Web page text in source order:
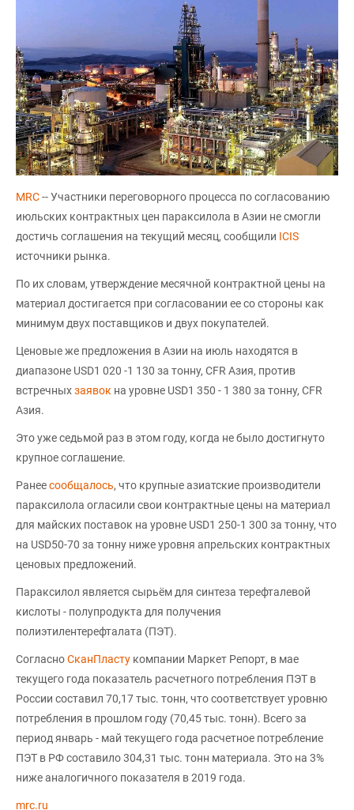
MRC-- Участники переговорного процесса по согласованию
июльских контрактных цен параксилола в Азии не смогли
достичь соглашения на текущий месяц, сообщили ICIS
источники рынка.
По их словам, утверждение месячной контрактной цены на
материал достигается при согласовании ее со стороны как
минимум двух поставщиков и двух покупателей.
Ценовые же предложения в Азии на июль находятся в
диапазоне USD1 020 -1 130 за тонну, CFR Азия, против
встречныхзаявок на уровне USD1 350 - 1 380 за тонну, CFR
Азия.
Это уже седьмой раз в этом году, когда не было достигнуто
крупное соглашение.
Ранеесообщалось, что крупные азиатские производители
параксилола огласили свои контрактные цены на материал
для майских поставок на уровне USD1 250-1 300 за тонну, что
на USD50-70 за тонну ниже уровня апрельских контрактных
ценовых предложений.
Параксилол является сырьём для синтеза терефталевой
кислоты - полупродукта для получения
полиэтилентерефталата (ПЭТ).
СогласноСканПласту компании Маркет Репорт, в мае
текущего года показатель расчетного потребления ПЭТ в
России составил 70,17 тыс. тонн, что соответствует уровню
потребления в прошлом году (70,45 тыс. тонн). Всего за
период январь - май текущего года расчетное потребление
ПЭТ в РФ составило 304,31 тыс. тонн материала. Это на 3%
ниже аналогичного показателя в 2019 года.
mrc.ru